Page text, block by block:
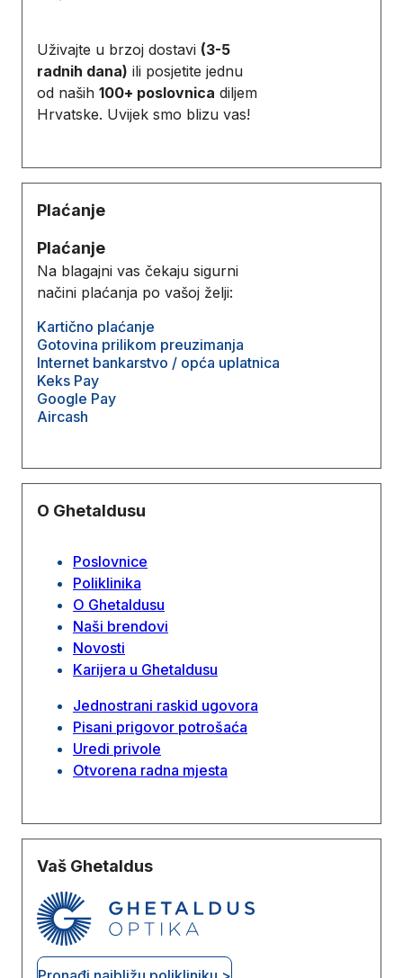
Uživajte u brzoj dostavi (3-5
radnih dana) ili posjetite jednu
od naših 100+ poslovnica diljem
Hrvatske. Uvijek smo blizu vas!
Plaćanje
Plaćanje
Na blagajni vas čekaju sigurni
načini plaćanja po vašoj želji:
Kartično plaćanje
Gotovina prilikom preuzimanja
Internet bankarstvo / opća uplatnica
Keks Pay
Google Pay
Aircash
O Ghetaldusu
Poslovnice
Poliklinika
O Ghetaldusu
Naši brendovi
Novosti
Karijera u Ghetaldusu
Jednostrani raskid ugovora
Pisani prigovor potrošaća
Uredi privole
Otvorena radna mjesta
Vaš Ghetaldus